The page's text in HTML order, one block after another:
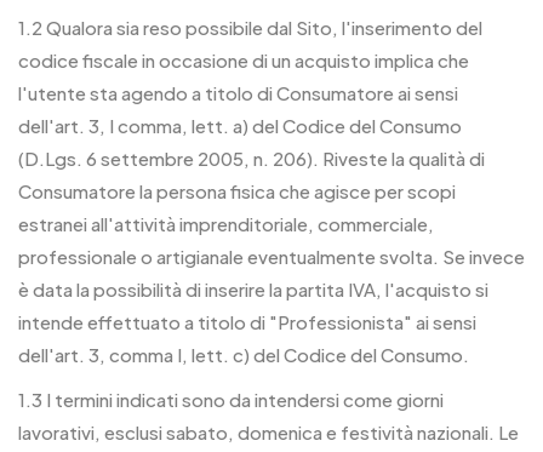
1.2 Qualora sia reso possibile dal Sito, l'inserimento del
codice fiscale in occasione di un acquisto implica che
l'utente sta agendo a titolo di Consumatore ai sensi
dell'art. 3, I comma, lett. a) del Codice del Consumo
(D.Lgs. 6 settembre 2005, n. 206). Riveste la qualità di
Consumatore la persona fisica che agisce per scopi
estranei all'attività imprenditoriale, commerciale,
professionale o artigianale eventualmente svolta. Se invece
è data la possibilità di inserire la partita IVA, l'acquisto si
intende effettuato a titolo di "Professionista" ai sensi
dell'art. 3, comma I, lett. c) del Codice del Consumo.
1.3 I termini indicati sono da intendersi come giorni
lavorativi, esclusi sabato, domenica e festività nazionali. Le